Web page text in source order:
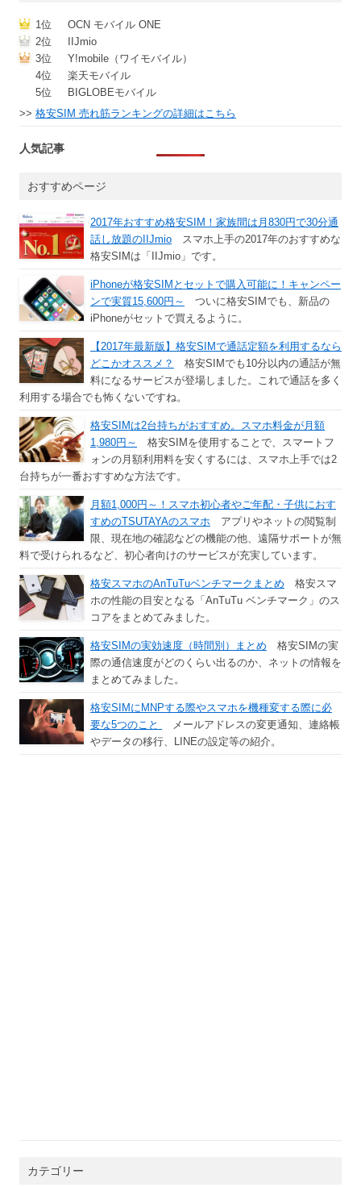
1位
OCN モバイル ONE
2位
IIJmio
3位
Y!mobile（ワイモバイル）
4位
楽天モバイル
5位
BIGLOBEモバイル
>> 格安SIM 売れ筋ランキングの詳細はこちら
人気記事
おすすめページ
2017年おすすめ格安SIM！家族間は月830円で30分通
話し放題のIIJmio スマホ上手の2017年のおすすめな
格安SIMは「IIJmio」です。
iPhoneが格安SIMとセットで購入可能に！キャンペー
ンで実質15,600円～
ついに格安SIMでも、新品の
iPhoneがセットで買えるように。
【2017年最新版】格安SIMで通話定額を利用するなら
どこかオススメ？
格安SIMでも10分以内の通話が無
料になるサービスが登場しました。これで通話を多く
利用する場合でも怖くないですね。
格安SIMは2台持ちがおすすめ。スマホ料金が月額
1,980円～
格安SIMを使用することで、スマートフ
ォンの月額利用料を安くするには、スマホ上手では2
台持ちが一番おすすめな方法です。
月額1,000円～！スマホ初心者やご年配・子供におす
すめのTSUTAYAのスマホ アプリやネットの閲覧制
限、現在地の確認などの機能の他、遠隔サポートが無
料で受けられるなど、初心者向けのサービスが充実しています。
格安スマホのAnTuTuベンチマークまとめ 格安スマ
ホの性能の目安となる「AnTuTu ベンチマーク」のス
コアをまとめてみました。
格安SIMの実効速度（時間別）まとめ 格安SIMの実
際の通信速度がどのくらい出るのか、ネットの情報を
まとめてみました。
格安SIMにMNPする際やスマホを機種変する際に必
要な5つのこと
メールアドレスの変更通知、連絡帳
やデータの移行、LINEの設定等の紹介。
カテゴリー